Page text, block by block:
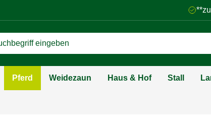
Pferd Weidezaun Haus & Hof Stall